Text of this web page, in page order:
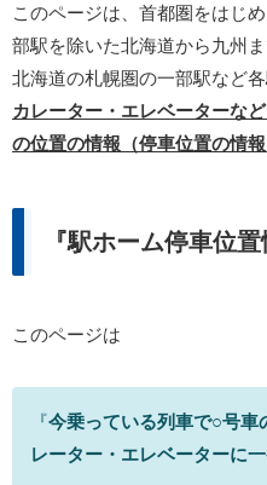
このページは、首都圏をはじ
部駅を除いた北海道から九州
北海道の札幌圏の一部駅など
カレーター・エレベーターな
の位置の情報（停車位置の情報
『駅ホーム停車位
このページは
『今乗っている列車で○号車
レーター・エレベーターに